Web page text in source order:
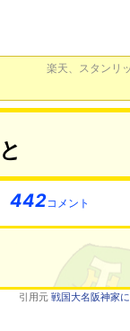
楽天、スタンリ
442コメント
引用元 戦国大名阪神家